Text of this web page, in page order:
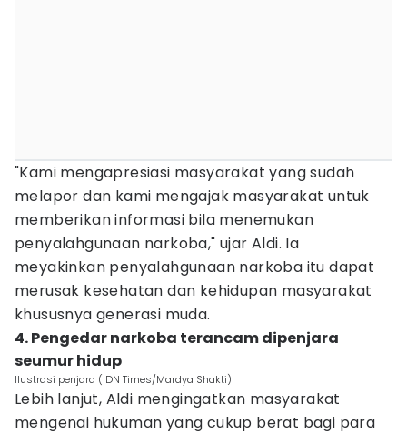
"Kami mengapresiasi masyarakat yang sudah
melapor dan kami mengajak masyarakat untuk
memberikan informasi bila menemukan
penyalahgunaan narkoba," ujar Aldi. Ia
meyakinkan penyalahgunaan narkoba itu dapat
merusak kesehatan dan kehidupan masyarakat
khususnya generasi muda.
4. Pengedar narkoba terancam dipenjara
seumur hidup
Ilustrasi penjara (IDN Times/Mardya Shakti)
Lebih lanjut, Aldi mengingatkan masyarakat
mengenai hukuman yang cukup berat bagi para